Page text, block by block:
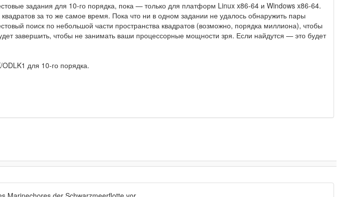
задания для 10-го порядка, пока — только для платформ Linux x86-64 и Windows x86-64.
за то же самое время. Пока что ни в одном задании не удалось обнаружить пары
поиск по небольшой части пространства квадратов (возможно, порядка миллиона), чтобы
завершить, чтобы не занимать ваши процессорные мощности зря. Если найдутся — это будет
для 10-го порядка.